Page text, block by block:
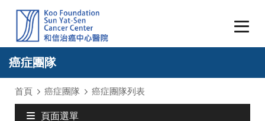
癌症團隊
首頁 癌症團隊 癌症團隊列表
頁面選單